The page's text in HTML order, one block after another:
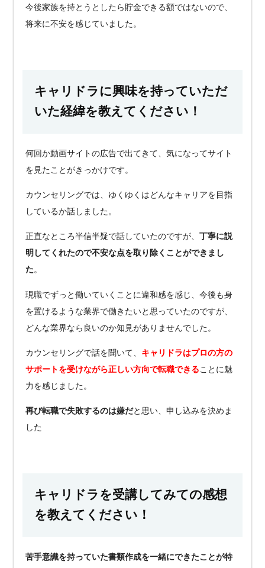
今後家族を持とうとしたら貯金できる額ではないので、
将来に不安を感じていました。
キャリドラに興味を持っていただ
いた経緯を教えてください！
何回か動画サイトの広告で出てきて、気になってサイト
を見たことがきっかけです。
カウンセリングでは、ゆくゆくはどんなキャリアを目指
しているか話しました。
正直なところ半信半疑で話していたのですが、丁寧に説
明してくれたので不安な点を取り除くことができまし
た。
現職でずっと働いていくことに違和感を感じ、今後も身
を置けるような業界で働きたいと思っていたのですが、
どんな業界なら良いのか知見がありませんでした。
カウンセリングで話を聞いて、 キャリドラはプロの方の
サポートを受けながら正しい方向で転職できる ことに魅
力を感じました。
再び転職で失敗するのは嫌だと思い、申し込みを決めま
した
キャリドラを受講してみての感想
を教えてください！
苦手意識を持っていた書類作成を一緒にできたことが特